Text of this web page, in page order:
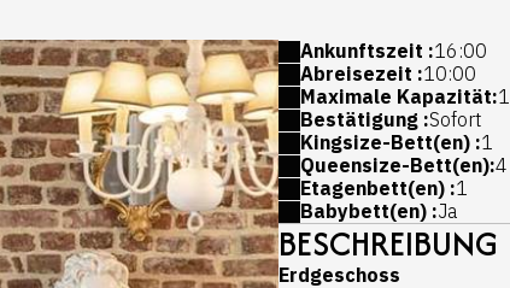
Ankunftszeit :16:00
Abreisezeit :10:00
Maximale Kapazität:
Bestätigung :Sofort
Kingsize-Bett(en) :1
Queensize-Bett(en):4
Etagenbett(en) :1
Babybett(en) :Ja
BESCHREIBUNG
Erdgeschoss